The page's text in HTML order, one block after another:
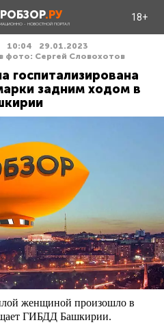
.РУ
- НОВОСТНОЙ ПОРТАЛ
18+
10:04
29.01.2023
фото: Сергей Словохотов
госпитализирована
задним ходом в
женщиной произошло в
ГИБДД Башкирии.